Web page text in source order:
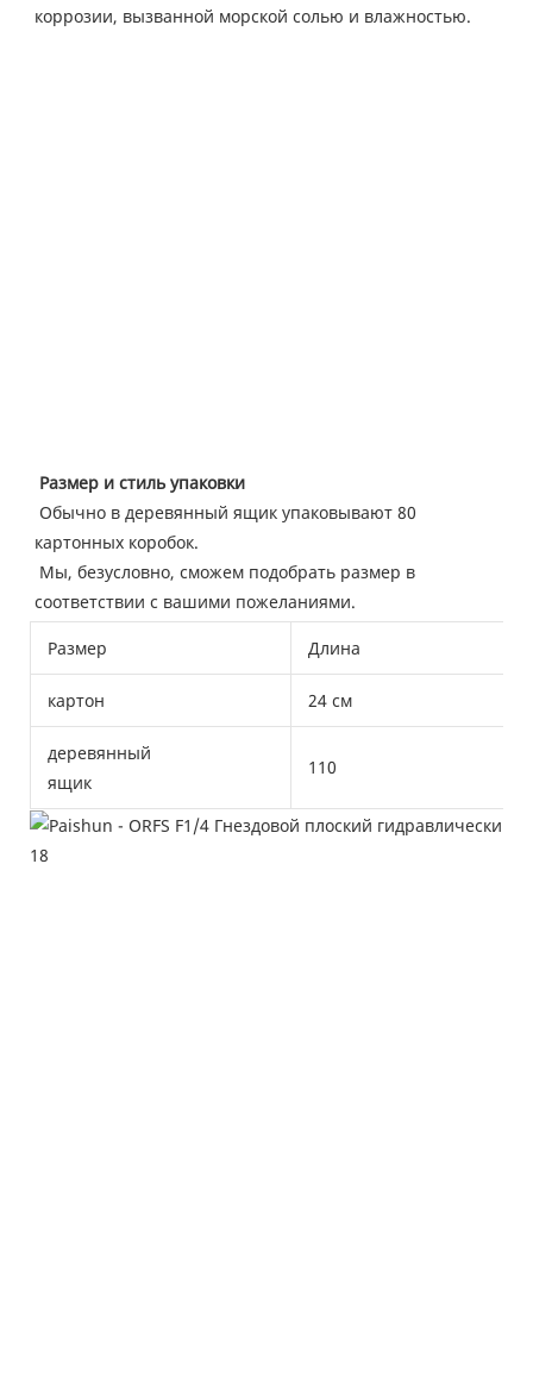
коррозии, вызванной морской солью и влажностью.
Размер и стиль упаковки
Обычно в деревянный ящик упаковывают 80
картонных коробок.
соответствии с вашими пожеланиями.
Размер Длина
картон 24 см
деревянный
ящик
110